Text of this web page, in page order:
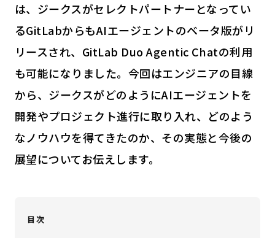
は、ジークスがセレクトパートナーとなってい
るGitLabからもAIエージェントのベータ版がリ
リースされ、GitLab Duo Agentic Chatの利用
も可能になりました。今回はエンジニアの目線
から、ジークスがどのようにAIエージェントを
開発やプロジェクト進行に取り入れ、どのよう
なノウハウを得てきたのか、その実態と今後の
展望についてお伝えします。
目次